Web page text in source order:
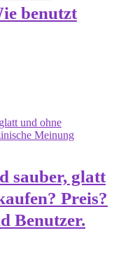
benutzt
sauber, glatt
Preis?
Benutzer.